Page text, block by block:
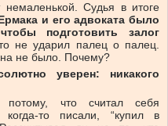
Судья в итоге
и его адвоката было
чтобы подготовить
залог
не ударил палец о палец.
не было. Почему?
уверен:
никакого
что считал себя
то писали, “купил в